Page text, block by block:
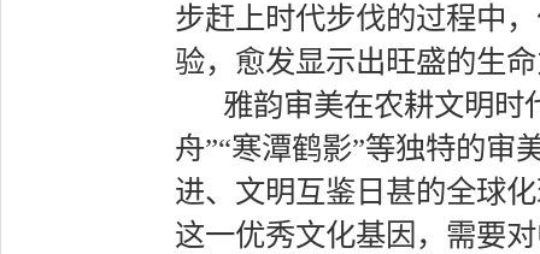
步赶上时代步伐的过程中
验，愈发显示出旺盛的生
雅韵审美在农耕文明时
舟”“寒潭鹤影”等独特的审
进、文明互鉴日甚的全球
这一优秀文化基因，需要